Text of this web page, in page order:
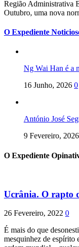
Região Administrativa
Outubro, uma nova
O Expediente
Ng Wai Han é a
16 Junho, 2026 0
António José
9 Fevereiro, 2026
O Expediente
Ucrânia. O rapto
26 Fevereiro, 2022 0
É mais do que
mesquinhez de espírito